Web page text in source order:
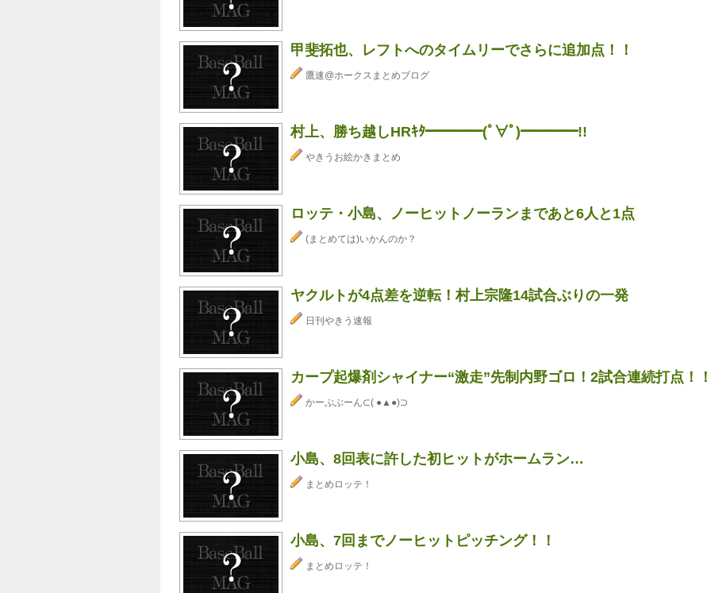
甲斐拓也、レフトへのタイムリーでさらに追加点！！
鷹速@ホークスまとめブログ
村上、勝ち越しHRｷﾀ━━━━(ﾟ∀ﾟ)━━━━!!
やきうお絵かきまとめ
ロッテ・小島、ノーヒットノーランまであと6人と1点
(まとめては)いかんのか？
ヤクルトが4点差を逆転！村上宗隆14試合ぶりの一発
日刊やきう速報
カープ起爆剤シャイナー“激走”先制内野ゴロ！2試合連続打点！
かーぷぶーん⊂( ●▲●)⊃
小島、8回表に許した初ヒットがホームラン…
まとめロッテ！
小島、7回までノーヒットピッチング！！
まとめロッテ！